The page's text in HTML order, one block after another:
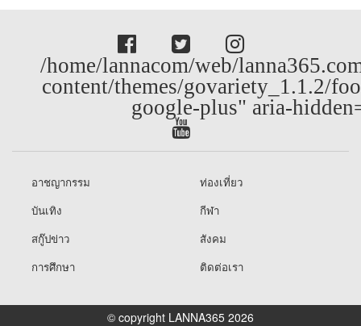
/home/lannacom/web/
content/themes/govariety_1.1.2/
google-plus" aria-
อาชญากรรม
ท่องเที่ยว
บันเทิง
กีฬา
สกู๊ปข่าว
สังคม
การศึกษา
ติดต่อเรา
© copyright LANNA365 2026